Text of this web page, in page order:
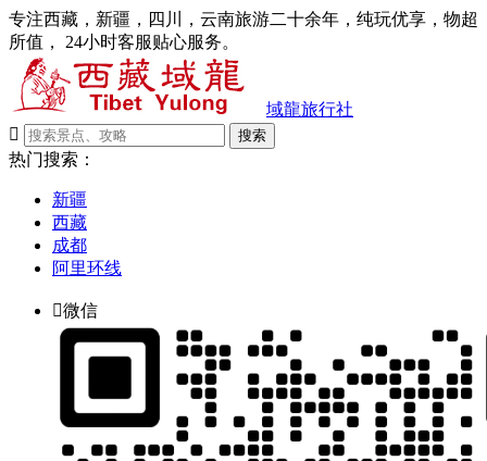
专注西藏，新疆，四川，云南旅游二十余年，纯玩优享，物超
所值， 24小时客服贴心服务。
域龍旅行社

搜索
热门搜索：
新疆
西藏
成都
阿里环线
微信